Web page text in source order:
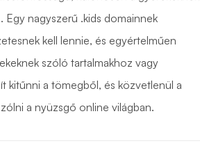
nagyszerű .kids domainnek
kell lennie, és egyértelműen
szóló tartalmakhoz vagy
kitűnni a tömegből, és közvetlenül a
a nyüzsgő online világban.